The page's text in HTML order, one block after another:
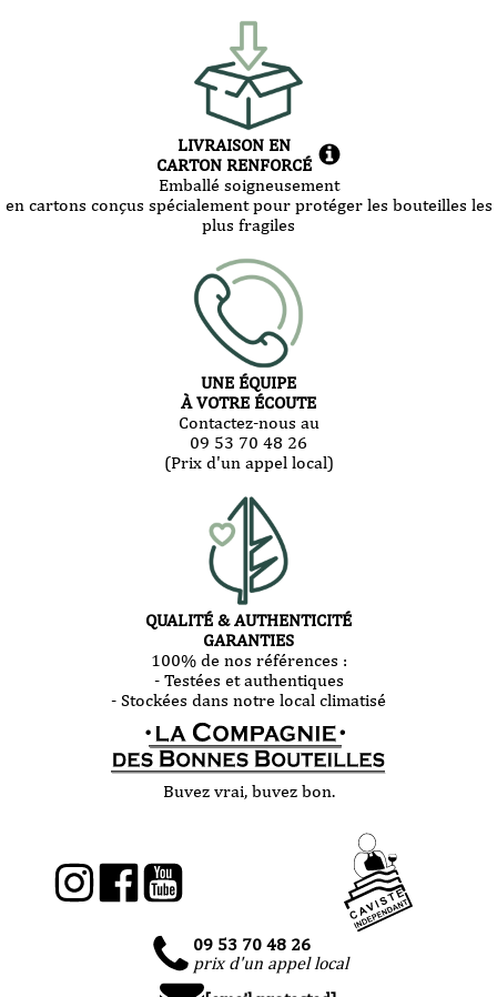
LIVRAISON EN
CARTON RENFORCÉ
Emballé soigneusement
en cartons conçus spécialement pour protéger les bouteilles les
plus fragiles
UNE ÉQUIPE
À VOTRE ÉCOUTE
Contactez-nous au
09 53 70 48 26
(Prix d'un appel local)
QUALITÉ & AUTHENTICITÉ
GARANTIES
100% de nos références :
- Testées et authentiques
- Stockées dans notre local climatisé
Buvez vrai, buvez bon.
09 53 70 48 26
prix d'un appel local